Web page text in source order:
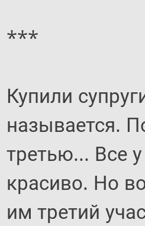
***
Купили
называется.
третью... Все
красиво. Но
им третий